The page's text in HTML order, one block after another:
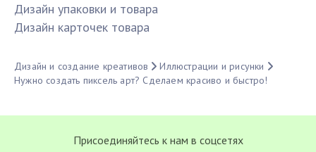
Дизайн упаковки и товара
Дизайн карточек товара
Дизайн и создание креативов
Иллюстрации и рисунки
Нужно создать пиксель арт? Сделаем красиво и быстро!
Присоединяйтесь к нам в соцсетях